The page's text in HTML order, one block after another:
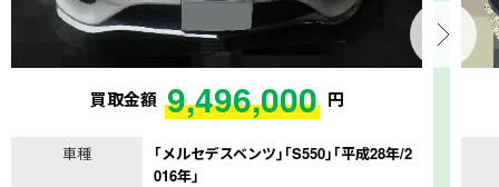
買取金額 9,496,000 円
車種
｢メルセデスベンツ｣｢S550｣｢平成28年/2
016年｣